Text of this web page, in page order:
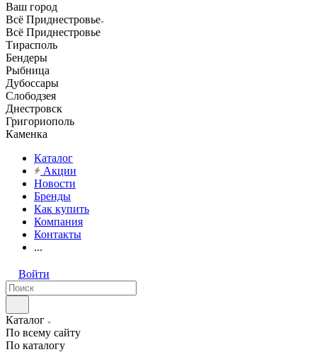
Ваш город
Всё Приднестровье
Всё Приднестровье
Тирасполь
Бендеры
Рыбница
Дубоссары
Слободзея
Днестровск
Григориополь
Каменка
Каталог
Акции
Новости
Бренды
Как купить
Компания
Контакты
...
Войти
Каталог
По всему сайту
По каталогу